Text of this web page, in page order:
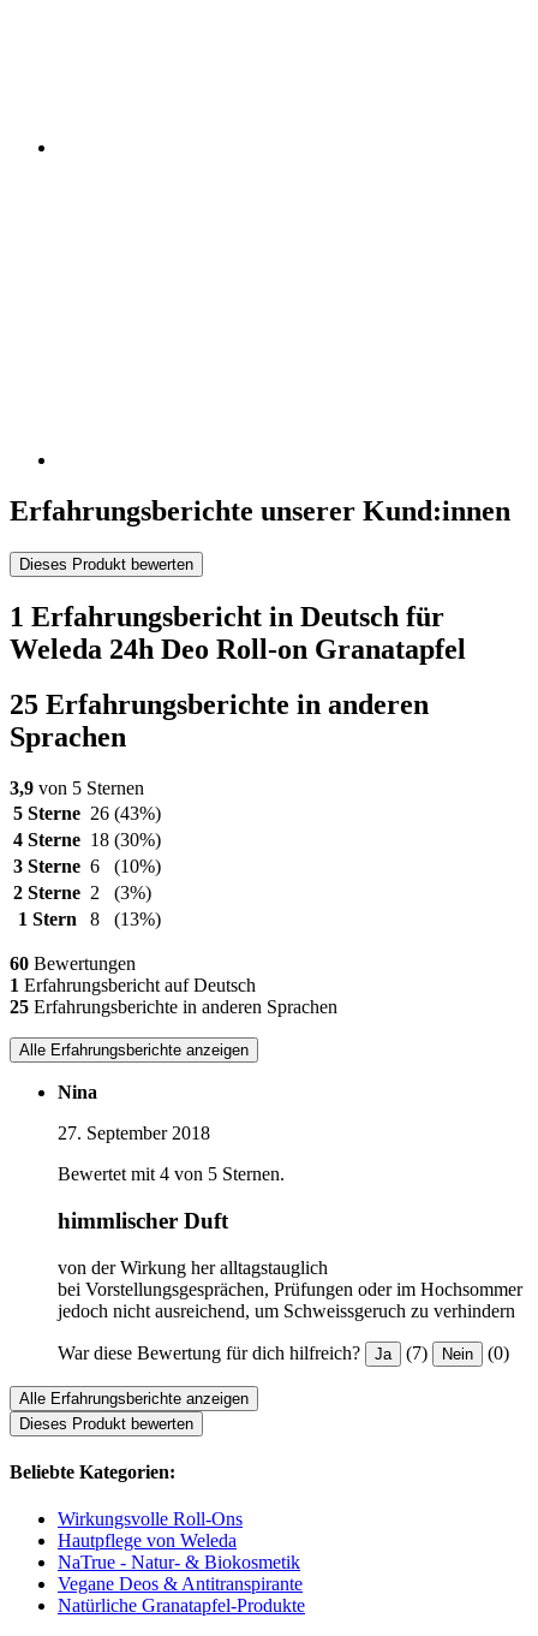
Erfahrungsberichte unserer Kund:innen
Dieses Produkt bewerten
1 Erfahrungsbericht in Deutsch für
Weleda 24h Deo Roll-on Granatapfel
25 Erfahrungsberichte in anderen
Sprachen
3,9 von 5 Sternen
5 Sterne 26 (43%)
4 Sterne 18 (30%)
3 Sterne 6
(10%)
2 Sterne 2
(3%)
1 Stern
8 (13%)
60 Bewertungen
1 Erfahrungsbericht auf Deutsch
25 Erfahrungsberichte in anderen Sprachen
Alle Erfahrungsberichte anzeigen
Nina
27. September 2018
Bewertet mit 4 von 5 Sternen.
himmlischer Duft
von der Wirkung her alltagstauglich
bei Vorstellungsgesprächen, Prüfungen oder im Hochsommer
jedoch nicht ausreichend, um Schweissgeruch zu verhindern
War diese Bewertung für dich hilfreich? Ja (7) Nein (0)
Alle Erfahrungsberichte anzeigen
Dieses Produkt bewerten
Beliebte Kategorien:
Wirkungsvolle Roll-Ons
Hautpflege von Weleda
NaTrue - Natur- & Biokosmetik
Vegane Deos & Antitranspirante
Natürliche Granatapfel-Produkte